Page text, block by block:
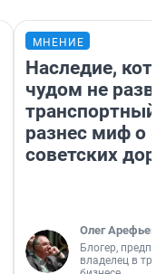
МНЕНИЕ
Наследие,
чудом не
транспортный
разнес миф о
советских
Олег Арефьев
Блогер,
владелец в